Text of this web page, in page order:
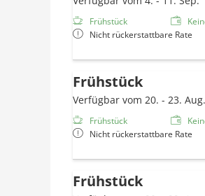
Frühstück
Nicht rückerstattbare Rate
Frühstück
Verfügbar vom 20. - 23. Aug.
Frühstück
Nicht rückerstattbare Rate
Frühstück